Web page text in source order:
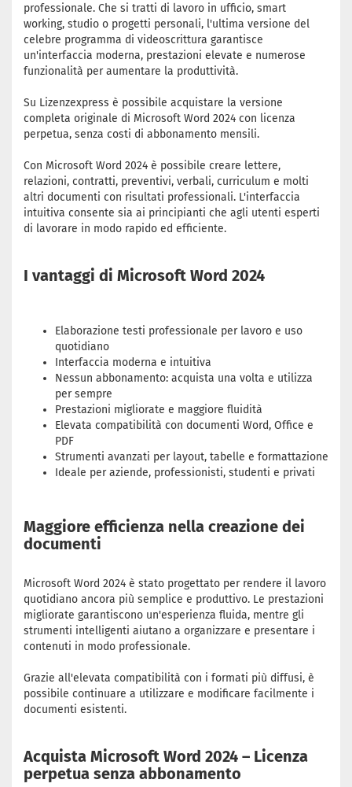
professionale. Che si tratti di lavoro in ufficio, smart
working, studio o progetti personali, l'ultima versione del
celebre programma di videoscrittura garantisce
un'interfaccia moderna, prestazioni elevate e numerose
funzionalità per aumentare la produttività.
Su Lizenzexpress è possibile acquistare la versione
completa originale di Microsoft Word 2024 con licenza
perpetua, senza costi di abbonamento mensili.
Con Microsoft Word 2024 è possibile creare lettere,
relazioni, contratti, preventivi, verbali, curriculum e molti
altri documenti con risultati professionali. L'interfaccia
intuitiva consente sia ai principianti che agli utenti esperti
di lavorare in modo rapido ed efficiente.
I vantaggi di Microsoft Word 2024
Elaborazione testi professionale per lavoro e uso
quotidiano
Interfaccia moderna e intuitiva
Nessun abbonamento: acquista una volta e utilizza
per sempre
Prestazioni migliorate e maggiore fluidità
Elevata compatibilità con documenti Word, Office e
PDF
Strumenti avanzati per layout, tabelle e formattazione
Ideale per aziende, professionisti, studenti e privati
Maggiore efficienza nella creazione dei
documenti
Microsoft Word 2024 è stato progettato per rendere il lavoro
quotidiano ancora più semplice e produttivo. Le prestazioni
migliorate garantiscono un'esperienza fluida, mentre gli
strumenti intelligenti aiutano a organizzare e presentare i
contenuti in modo professionale.
Grazie all'elevata compatibilità con i formati più diffusi, è
possibile continuare a utilizzare e modificare facilmente i
documenti esistenti.
Acquista Microsoft Word 2024 – Licenza
perpetua senza abbonamento